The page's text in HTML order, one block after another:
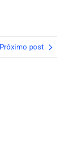
Próximo post